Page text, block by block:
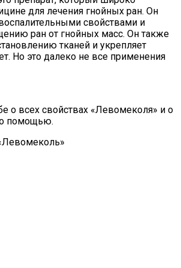
для лечения гнойных ран. Он
свойствами и
ран от гнойных масс. Он также
тканей и укрепляет
Но это далеко не все применения
о всех свойствах «Левомеколя» и о
помощью.